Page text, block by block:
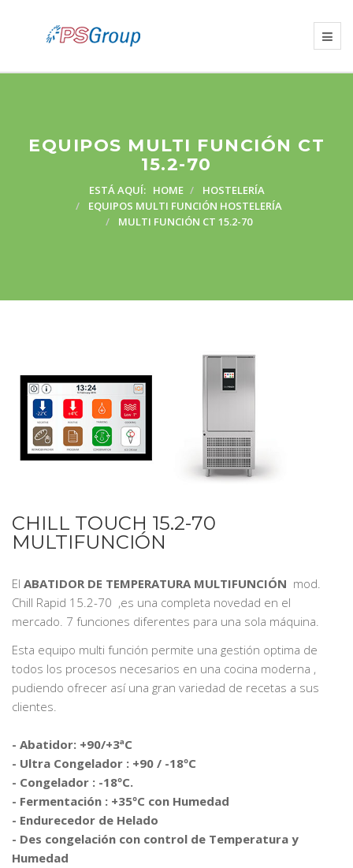
EQUIPOS MULTI FUNCIÓN CT
15.2-70
ESTÁ AQUÍ: HOME
HOSTELERÍA
EQUIPOS MULTI FUNCIÓN HOSTELERÍA
MULTI FUNCIÓN CT 15.2-70
CHILL TOUCH 15.2-70
MULTIFUNCIÓN
El ABATIDOR DE TEMPERATURA MULTIFUNCIÓN mod.
Chill Rapid 15.2-70 ,es una completa novedad en el
mercado. 7 funciones diferentes para una sola máquina.
Esta equipo multi función permite una gestión optima de
todos los procesos necesarios en una cocina moderna ,
pudiendo ofrecer así una gran variedad de recetas a sus
clientes.
- Abatidor: +90/+3ªC
- Ultra Congelador : +90 / -18ºC
- Congelador : -18ºC.
- Fermentación : +35ºC con Humedad
- Endurecedor de Helado
- Des congelación con control de Temperatura y
Humedad